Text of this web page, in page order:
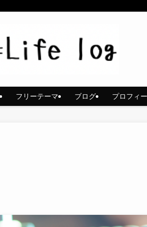
フリーテーマ ブログ プロフィ